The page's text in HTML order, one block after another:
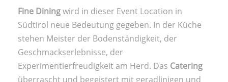
Fine Diningwird in dieser Event Location in
Südtirol neue Bedeutung gegeben. In der Küche
stehen Meister der Bodenständigkeit, der
Geschmackserlebnisse, der
Experimentierfreudigkeit am Herd. Das Catering
überrascht und begeistert mit geradlinigen und